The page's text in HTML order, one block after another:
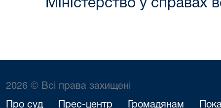
Міністерство у справах
2026 © Всі права захищені
Про суд Прес-центр Громадянам